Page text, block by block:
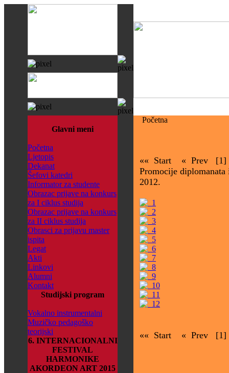
Glavni meni
Početna
Ljetopis
Dekanat
Šefovi katedri
Informator za studente
Obrazac prijave na konkurs
za I ciklus studija
Obrazac prijave na konkurs
za II ciklus studija
Obrasci za prijavu master
ispita
Legat
Akti
Linkovi
Alumni
Kontakt
Studijski program
Vokalno instrumentalni
Muzičko pedagoško
teorijski
6. INTERNACIONALNI
FESTIVAL
HARMONIKE
AKORDEON ART 2015
Početna
«« Start « Prev
[1]
Promocije
2012.
«« Start « Prev [1]